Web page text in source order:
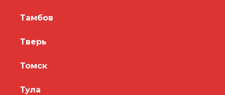
Тамбов
Тверь
Томск
Тула